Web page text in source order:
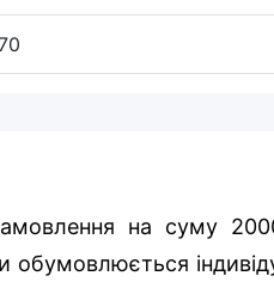
на суму
обумовлюється